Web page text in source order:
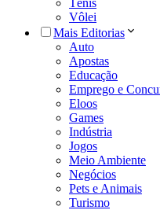
Vôlei
Mais Editorias
Auto
Apostas
Educação
Emprego e
Eloos
Games
Indústria
Jogos
Meio Ambiente
Negócios
Pets e Animais
Turismo